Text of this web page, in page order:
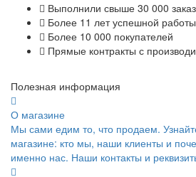
Выполнили свыше 30 000
Более 11 лет успешной работы
Более 10 000 покупателей
Прямые контракты с
Полезная информация
О магазине
Мы сами едим то, что продаем.
магазине: кто мы, наши клиенты и
именно нас. Наши контакты и